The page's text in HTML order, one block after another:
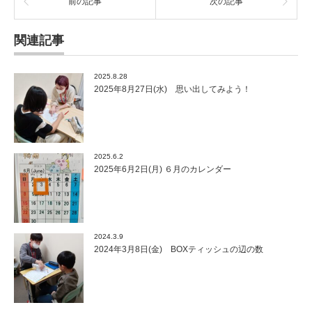
関連記事
2025.8.28
2025年8月27日(水) 思い出してみよう！
2025.6.2
2025年6月2日(月) ６月のカレンダー
2024.3.9
2024年3月8日(金) BOXティッシュの辺の数